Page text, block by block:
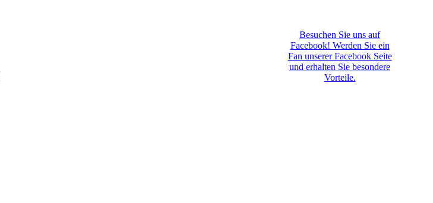
Besuchen Sie uns auf
Facebook! Werden Sie ein
Fan unserer Facebook Seite
und erhalten Sie besondere
Vorteile.